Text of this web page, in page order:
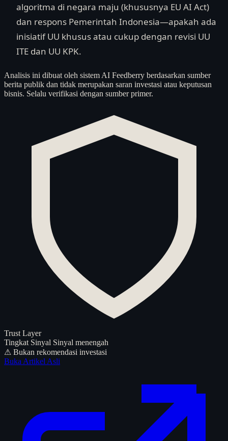
algoritma di negara maju (khususnya EU AI Act)
dan respons Pemerintah Indonesia—apakah ada
inisiatif UU khusus atau cukup dengan revisi UU
ITE dan UU KPK.
Analisis ini dibuat oleh sistem AI Feedberry berdasarkan sumber
berita publik dan tidak merupakan saran investasi atau keputusan
bisnis. Selalu verifikasi dengan sumber primer.
Trust Layer
Tingkat Sinyal Sinyal menengah
⚠ Bukan rekomendasi investasi
Buka Artikel Asli